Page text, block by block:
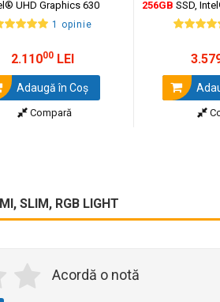
UHD Graphics 630
1 opinie
2.11000 LEI
Adaugă în Coş
Compară
256GB SSD,
SLIM, RGB LIGHT
Acordă o notă